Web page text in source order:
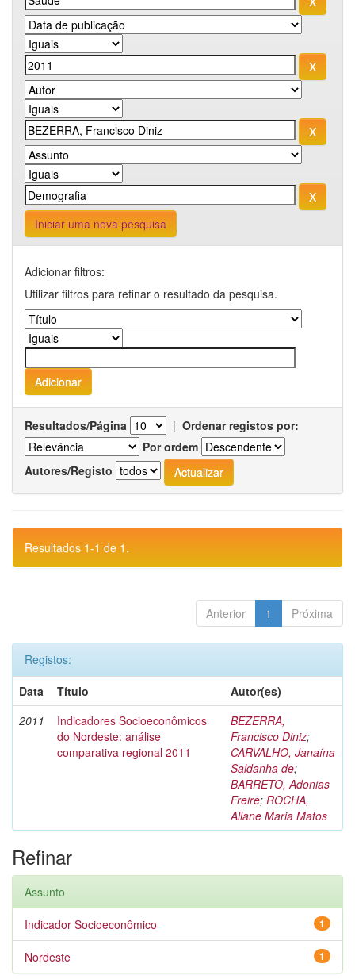
Iniciar uma nova pesquisa
Adicionar filtros:
Utilizar filtros para refinar o resultado da pesquisa.
Resultados/Página | Ordenar registos por:
Por ordem
Autores/Registo
Resultados 1-1 de 1.
Anterior 1 Próxima
Registos:
Data
Título
Autor(es)
2011
Indicadores Socioeconômicos
do Nordeste: análise
comparativa regional 2011
BEZERRA,
Francisco Diniz;
CARVALHO, Janaína
Saldanha de;
BARRETO, Adonias
Freire; ROCHA,
Allane Maria Matos
Refinar
Assunto
1
Indicador Socioeconômico
1
Nordeste